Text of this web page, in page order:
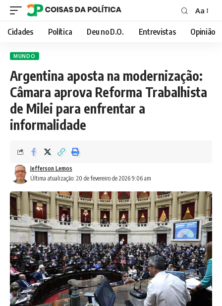
Font
Resizer
Aa
Cidades Política Deu no D.O. Entrevistas Opinião
MUNDO
Argentina aposta na modernização:
Câmara aprova Reforma Trabalhista
de Milei para enfrentar a
informalidade
Última atualização: 20 de fevereiro de 2026 9:06 am
Jefferson Lemos